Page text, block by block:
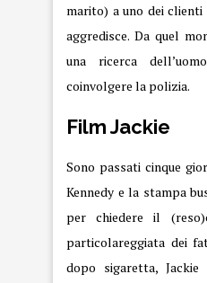
marito) a uno dei
aggredisce. Da quel
una ricerca
coinvolgere la polizia.
Film Jackie
Sono passati cinque
Kennedy e la stampa
per chiedere il
particolareggiata dei
dopo sigaretta,